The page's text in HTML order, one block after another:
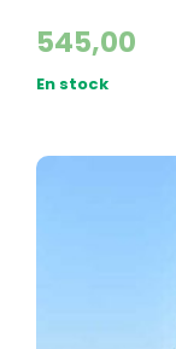
545,00
En stock